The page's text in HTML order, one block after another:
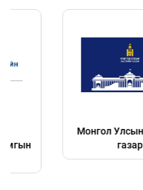
Монгол Улсын Засгийн